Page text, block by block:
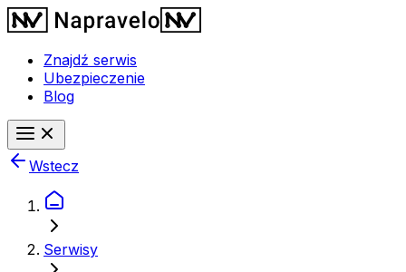
Znajdź serwis
Ubezpieczenie
Blog
Wstecz
Serwisy